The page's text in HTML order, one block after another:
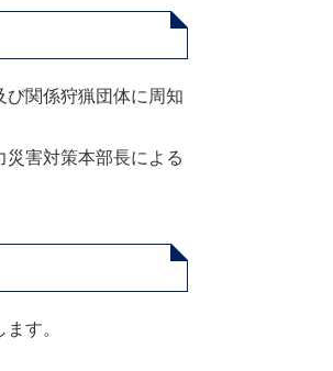
関係狩猟団体に周知
害対策本部長による
す。